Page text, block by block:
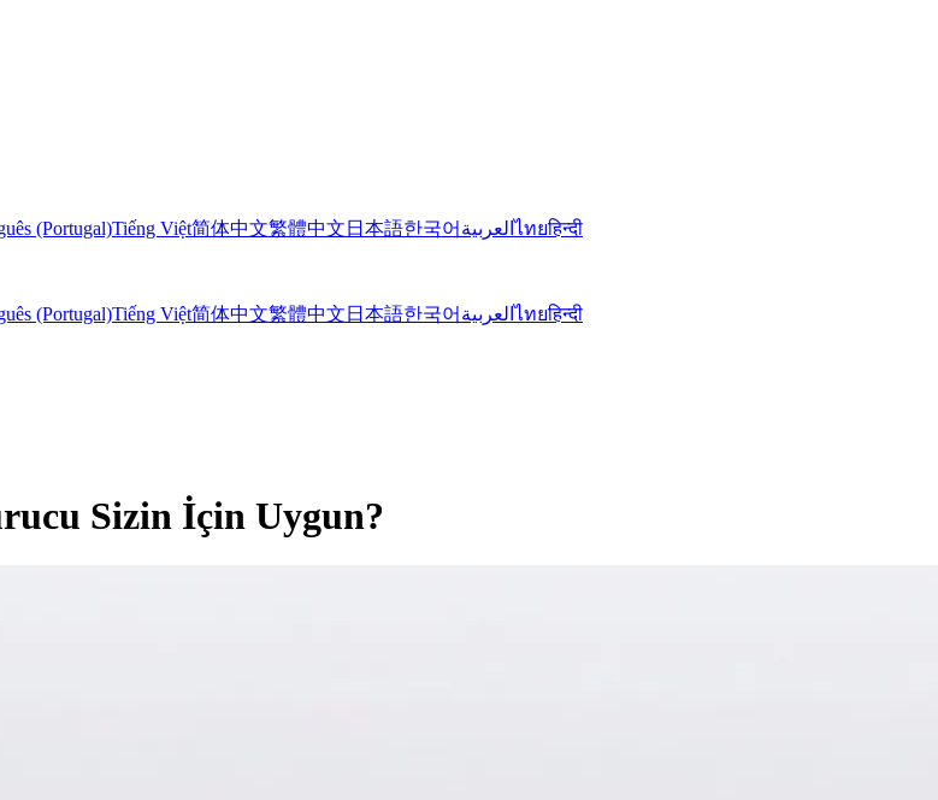
(Portugal)Tiếng Việt简体中文繁體中文 日本語한국어 العربيةไทยहिन्दी
(Portugal)Tiếng Việt简体中文繁體中文 日本語한국어 العربيةไทยहिन्दी
Sizin İçin Uygun?